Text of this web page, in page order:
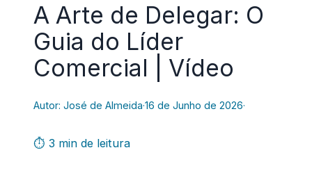
A Arte de Delegar: O
Guia do Líder
Comercial | Vídeo
Autor: José de Almeida·16 de Junho de 2026·
⏱ 3 min de leitura